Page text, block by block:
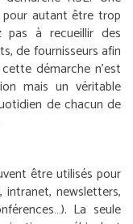
autant être trop
pas à recueillir des
de fournisseurs afin
démarche n’est
mais un véritable
de chacun de
être utilisés pour
newsletters,
La seule